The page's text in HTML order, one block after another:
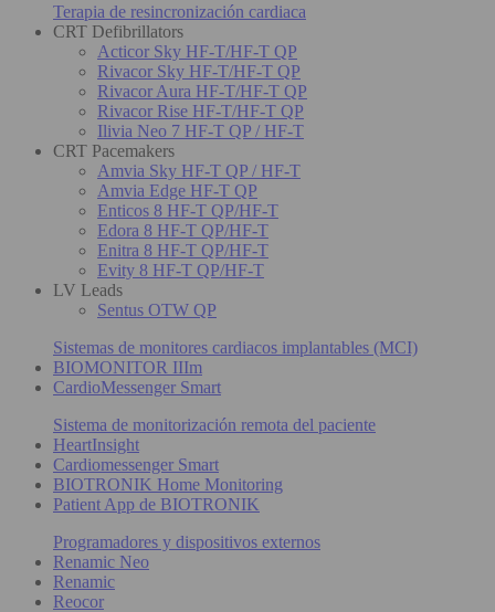
Terapia de resincronización cardiaca
CRT Defibrillators
Acticor Sky HF-T/HF-T QP
Rivacor Sky HF-T/HF-T QP
Rivacor Aura HF-T/HF-T QP
Rivacor Rise HF-T/HF-T QP
Ilivia Neo 7 HF-T QP / HF-T
CRT Pacemakers
Amvia Sky HF-T QP / HF-T
Amvia Edge HF-T QP
Enticos 8 HF-T QP/HF-T
Edora 8 HF-T QP/HF-T
Enitra 8 HF-T QP/HF-T
Evity 8 HF-T QP/HF-T
LV Leads
Sentus OTW QP
Sistemas de monitores cardiacos implantables (MCI)
BIOMONITOR IIIm
CardioMessenger Smart
Sistema de monitorización remota del paciente
HeartInsight
Cardiomessenger Smart
BIOTRONIK Home Monitoring
Patient App de BIOTRONIK
Programadores y dispositivos externos
Renamic Neo
Renamic
Reocor